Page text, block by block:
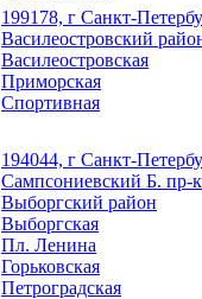
199178, г Санкт-
Василеостровский
Василеостровская
Приморская
Спортивная
194044, г Санкт-
Сампсониевский Б. пр-
Выборгский район
Выборгская
Пл. Ленина
Горьковская
Петроградская